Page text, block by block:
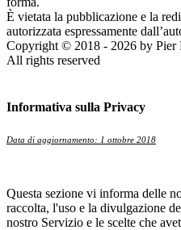
È vietata la pubblicazione e la
autorizzata espressamente
Copyright © 2018 - 2026 by Pier
All rights reserved
Informativa sulla Privacy
Data di aggiornamento: 1 ottobre 2018
Questa sezione vi informa delle
raccolta, l'uso e la divulgazione
nostro Servizio e le scelte che